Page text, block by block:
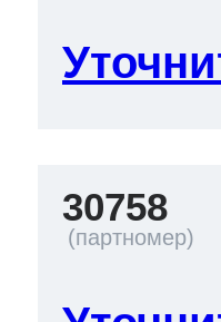
30758